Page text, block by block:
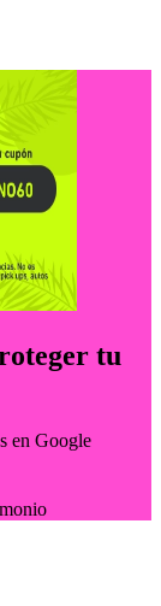
tu
en Google